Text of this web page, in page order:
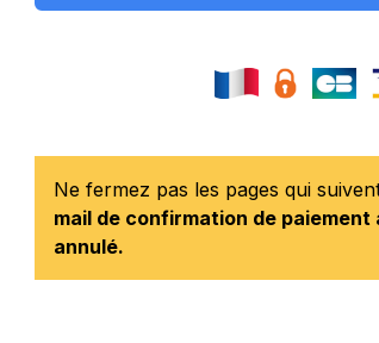
Ne fermez pas les pages qui
mail de confirmation de
annulé.